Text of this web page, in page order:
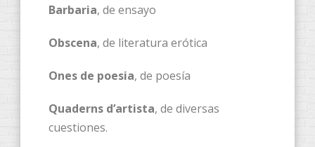
Barbaria, de ensayo
Obscena, de literatura erótica
Ones de poesia, de poesía
Quaderns d’artista, de diversas
cuestiones.